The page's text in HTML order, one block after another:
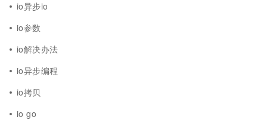
io异步io
io参数
io解决办法
io异步编程
io拷贝
io go